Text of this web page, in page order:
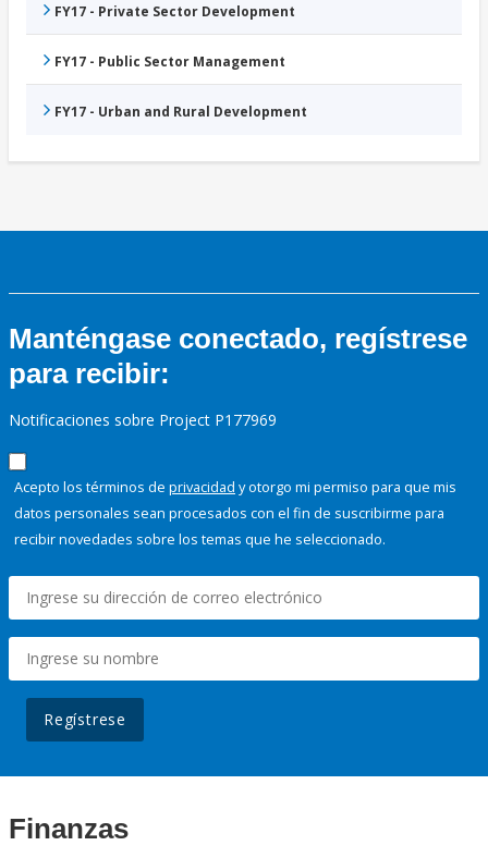
FY17 - Private Sector Development
FY17 - Public Sector Management
FY17 - Urban and Rural Development
Manténgase conectado, regístrese
para recibir:
Notificaciones sobre Project P177969
Acepto los términos de privacidad y otorgo mi permiso para que mis
datos personales sean procesados con el fin de suscribirme para
recibir novedades sobre los temas que he seleccionado.
Regístrese
Finanzas